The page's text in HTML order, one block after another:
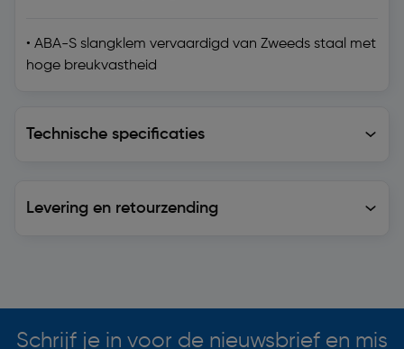
• ABA-S slangklem vervaardigd van Zweeds staal met
hoge breukvastheid
Technische specificaties
Levering en retourzending
Schrijf je in voor de nieuwsbrief en mis